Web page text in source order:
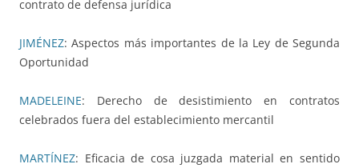
contrato de defensa jurídica
JIMÉNEZ: Aspectos más importantes de la Ley de Segunda
Oportunidad
MADELEINE: Derecho de desistimiento en contratos
celebrados fuera del establecimiento mercantil
MARTÍNEZ: Eficacia de cosa juzgada material en sentido